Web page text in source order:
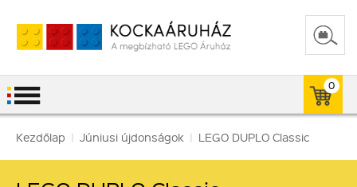
0
Kezdőlap | Júniusi újdonságok | LEGO DUPLO Classic